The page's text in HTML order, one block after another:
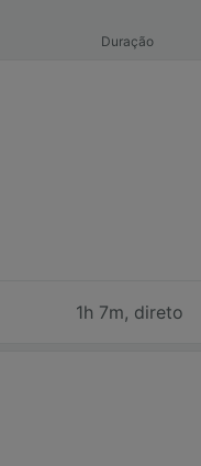
Duração
1h 7m, direto